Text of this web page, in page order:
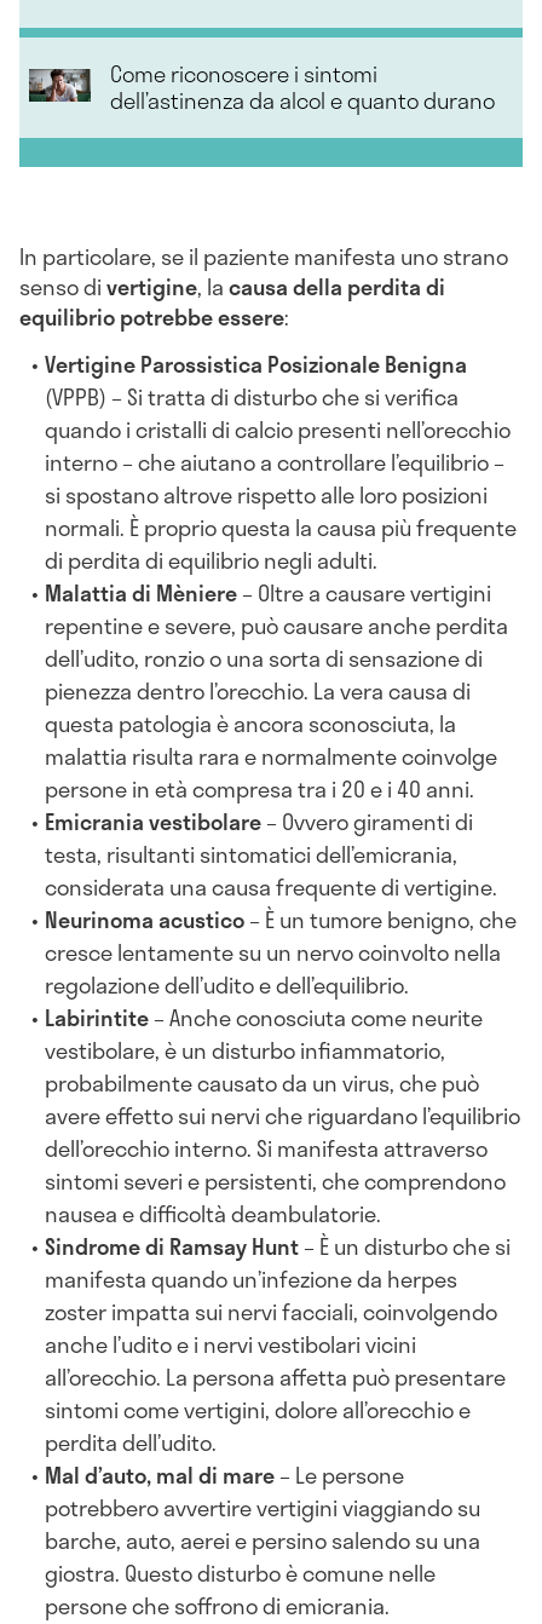
Come riconoscere i sintomi
dell’astinenza da alcol e quanto durano
In particolare, se il paziente manifesta uno strano
senso divertigine, lacausa della perdita di
equilibrio potrebbe essere:
Vertigine Parossistica Posizionale Benigna
(VPPB) – Si tratta di disturbo che si verifica
quando i cristalli di calcio presenti nell’orecchio
interno – che aiutano a controllare l’equilibrio –
si spostano altrove rispetto alle loro posizioni
normali. È proprio questa la causa più frequente
di perdita di equilibrio negli adulti.
Malattia di Mèniere– Oltre a causare vertigini
repentine e severe, può causare anche perdita
dell’udito, ronzio o una sorta di sensazione di
pienezza dentro l’orecchio. La vera causa di
questa patologia è ancora sconosciuta, la
malattia risulta rara e normalmente coinvolge
persone in età compresa tra i 20 e i 40 anni.
Emicrania vestibolare– Ovvero giramenti di
testa, risultanti sintomatici dell’emicrania,
considerata una causa frequente di vertigine.
Neurinoma acustico– È un tumore benigno, che
cresce lentamente su un nervo coinvolto nella
regolazione dell’udito e dell’equilibrio.
Labirintite– Anche conosciuta come neurite
vestibolare, è un disturbo infiammatorio,
probabilmente causato da un virus, che può
avere effetto sui nervi che riguardano l’equilibrio
dell’orecchio interno. Si manifesta attraverso
sintomi severi e persistenti, che comprendono
nausea e difficoltà deambulatorie.
Sindrome di Ramsay Hunt– È un disturbo che si
manifesta quando un’infezione da herpes
zoster impatta sui nervi facciali, coinvolgendo
anche l’udito e i nervi vestibolari vicini
all’orecchio. La persona affetta può presentare
sintomi come vertigini, dolore all’orecchio e
perdita dell’udito.
Mal d’auto, mal di mare– Le persone
potrebbero avvertire vertigini viaggiando su
barche, auto, aerei e persino salendo su una
giostra. Questo disturbo è comune nelle
persone che soffrono di emicrania.